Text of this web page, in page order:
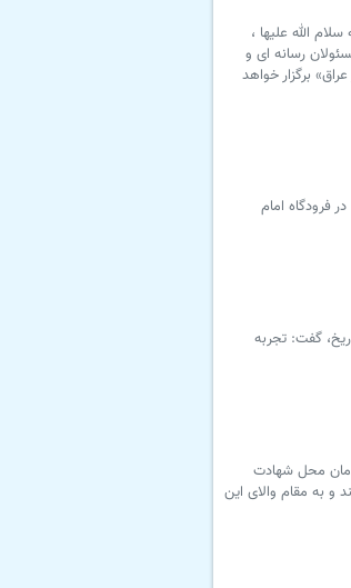
الله علیها ،
رسانه ای و
برگزار خواهد
آیین بدرقه کاروان خدام حرم مطهر رضوی جهت شرکت در پیاده‌روی اربعین امام حسین علیه‌السلام، روز دوشنبه ۴ مرداد ۱۴۰۵ در فرودگاه امام
گفت: تجربه
اعزامی بارگاه منور رضوی پس از ورود به کشور عراق، روز دوشنبه ۴ مرداد ۱۴۰۵ در یادمان محل شهادت
و به مقام والای این